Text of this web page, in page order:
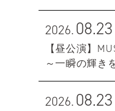
2026.08.23
【昼公演】
～一瞬の輝き
2026.08.23